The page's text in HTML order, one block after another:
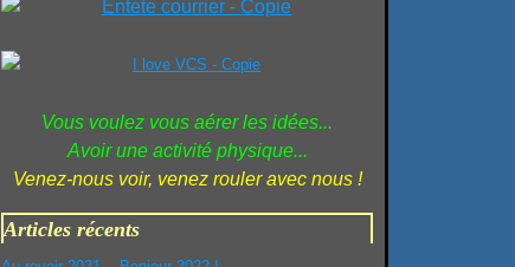
Vous voulez vous aérer les idées...
Avoir une activité physique...
Venez-nous voir, venez rouler avec nous !
Articles récents